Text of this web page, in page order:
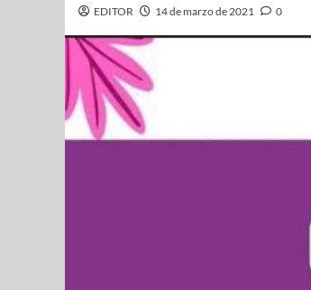
EDITOR 14 de marzo de 2021 0